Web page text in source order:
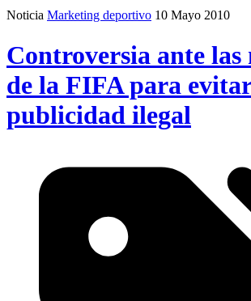
Noticia Marketing deportivo 10 Mayo 2010
Controversia ante las
de la FIFA para
publicidad ilegal